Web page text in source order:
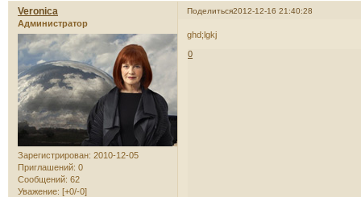
Поделиться2012-12-16 21:40:28
Veronica
Администратор
Зарегистрирован: 2010-12-05
Приглашений: 0
Сообщений: 62
Уважение: [+0/-0]
ghd;lgkj
0